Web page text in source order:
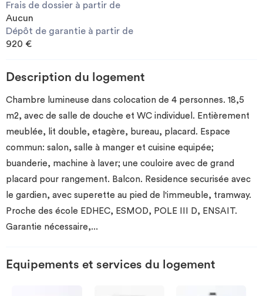
Frais de dossier à partir de
Aucun
Dépôt de garantie à partir de
920 €
Description du logement
Chambre lumineuse dans colocation de 4 personnes. 18,5
m2, avec de salle de douche et WC individuel. Entièrement
meublée, lit double, etagère, bureau, placard. Espace
commun: salon, salle à manger et cuisine equipée;
buanderie, machine à laver; une couloire avec de grand
placard pour rangement. Balcon. Residence securisée avec
le gardien, avec superette au pied de l'immeuble, tramway.
Proche des école EDHEC, ESMOD, POLE III D, ENSAIT.
Garantie nécessaire,...
Equipements et services du logement